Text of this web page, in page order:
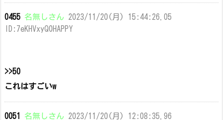
0455 名無しさん 2023/11/20(月) 15:44:26.05
ID:7eKHVxyQ0HAPPY
>>50
これはすごいw
0051 名無しさん 2023/11/20(月) 12:08:35.96